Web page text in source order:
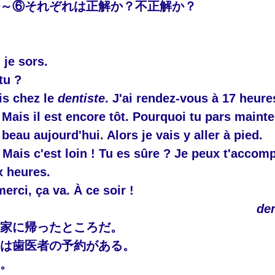
⑥それぞれは正解か？不正解か？
je sors.
?
chez le dentiste. J'ai rendez-vous à 17
il est encore tôt. Pourquoi tu pars
aujourd'hui. Alors je vais y aller à pied.
c'est loin ! Tu es sûre ? Je peux
heures.
ça va. À ce soir !
に帰ったところだ。
歯医者の予約がある。